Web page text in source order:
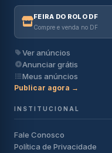
FEIRA DO ROLO DF
Compre e venda no DF
Ver anúncios
Anunciar grátis
Meus anúncios
Publicar agora →
INSTITUCIONAL
Fale Conosco
Política de Privacidade